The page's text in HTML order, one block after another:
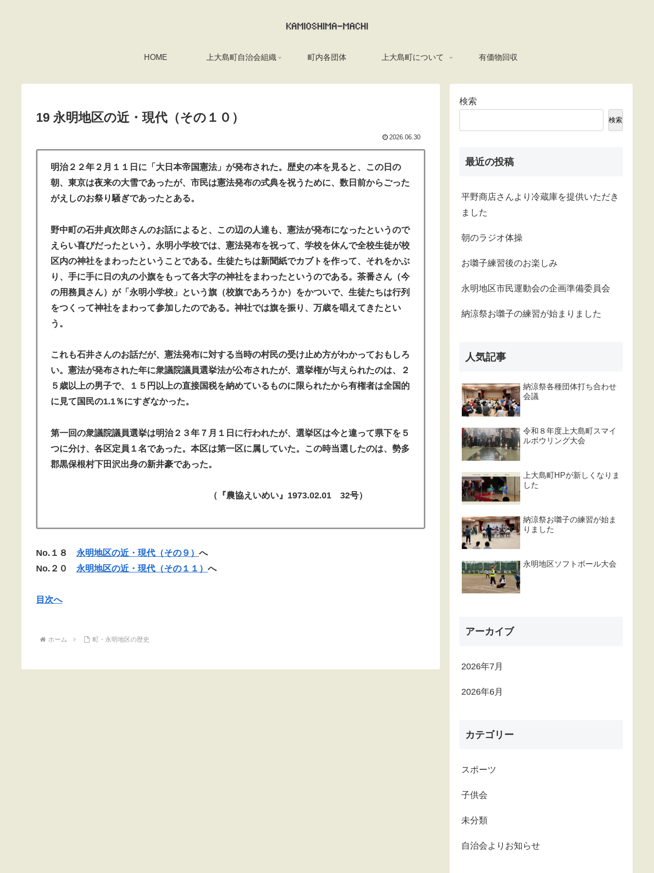
HOME 上大島町自治会組織 町内各団体 上大島町について 有価物回収
19 永明地区の近・現代（その１０）
2026.06.30
明治２２年２月１１日に「大日本帝国憲法」が発布された。歴史の本を見ると、この日の
朝、東京は夜来の大雪であったが、市民は憲法発布の式典を祝うために、数日前からごった
がえしのお祭り騒ぎであったとある。
野中町の石井貞次郎さんのお話によると、この辺の人達も、憲法が発布になったというので
えらい喜びだったという。永明小学校では、憲法発布を祝って、学校を休んで全校生徒が校
区内の神社をまわったということである。生徒たちは新聞紙でカブトを作って、それをかぶ
り、手に手に日の丸の小旗をもって各大字の神社をまわったというのである。茶番さん（今
の用務員さん）が「永明小学校」という旗（校旗であろうか）をかついで、生徒たちは行列
をつくって神社をまわって参加したのである。神社では旗を振り、万歳を唱えてきたとい
う。
これも石井さんのお話だが、憲法発布に対する当時の村民の受け止め方がわかっておもしろ
い。憲法が発布された年に衆議院議員選挙法が公布されたが、選挙権が与えられたのは、２
５歳以上の男子で、１５円以上の直接国税を納めているものに限られたから有権者は全国的
に見て国民の1.1％にすぎなかった。
第一回の衆議院議員選挙は明治２３年７月１日に行われたが、選挙区は今と違って県下を５
つに分け、各区定員１名であった。本区は第一区に属していた。この時当選したのは、勢多
郡黒保根村下田沢出身の新井豪であった。
（『農協えいめい』1973.02.01 32号）
No.１８ 永明地区の近・現代（その９） へ
No.２０ 永明地区の近・現代（その１１） へ
目次へ
ホーム 町・永明地区の歴史
検索
検索
最近の投稿
平野商店さんより冷蔵庫を提供いただき
ました
朝のラジオ体操
お囃子練習後のお楽しみ
永明地区市民運動会の企画準備委員会
納涼祭お囃子の練習が始まりました
人気記事
納涼祭各種団体打ち合わせ
会議
令和８年度上大島町スマイ
ルボウリング大会
上大島町HPが新しくなりま
した
納涼祭お囃子の練習が始ま
りました
永明地区ソフトボール大会
アーカイブ
2026年7月
2026年6月
カテゴリー
スポーツ
子供会
未分類
自治会よりお知らせ